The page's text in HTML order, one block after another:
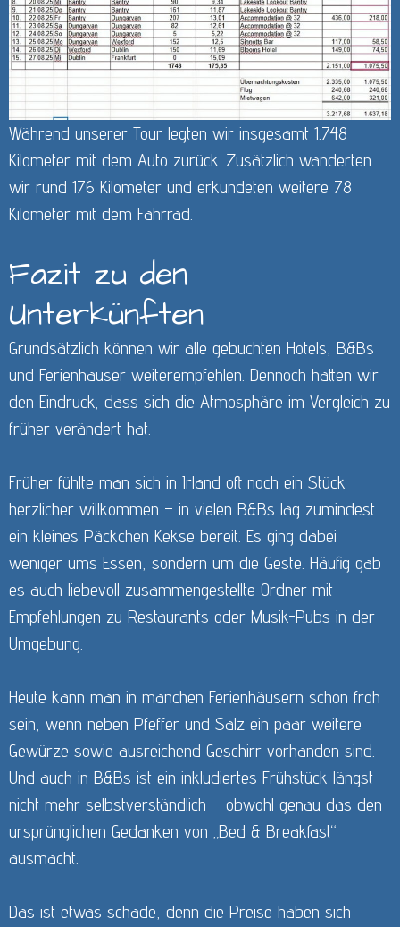
Während unserer Tour legten wir insgesamt 1.748
Kilometer mit dem Auto zurück. Zusätzlich wanderten
wir rund 176 Kilometer und erkundeten weitere 78
Kilometer mit dem Fahrrad.
Fazit zu den
Unterkünften
Grundsätzlich können wir alle gebuchten Hotels, B&Bs
und Ferienhäuser weiterempfehlen. Dennoch hatten wir
den Eindruck, dass sich die Atmosphäre im Vergleich zu
früher verändert hat.
Früher fühlte man sich in Irland oft noch ein Stück
herzlicher willkommen – in vielen B&Bs lag zumindest
ein kleines Päckchen Kekse bereit. Es ging dabei
weniger ums Essen, sondern um die Geste. Häufig gab
es auch liebevoll zusammengestellte Ordner mit
Empfehlungen zu Restaurants oder Musik-Pubs in der
Umgebung.
Heute kann man in manchen Ferienhäusern schon froh
sein, wenn neben Pfeffer und Salz ein paar weitere
Gewürze sowie ausreichend Geschirr vorhanden sind.
Und auch in B&Bs ist ein inkludiertes Frühstück längst
nicht mehr selbstverständlich – obwohl genau das den
ursprünglichen Gedanken von „Bed & Breakfast“
ausmacht.
Das ist etwas schade, denn die Preise haben sich